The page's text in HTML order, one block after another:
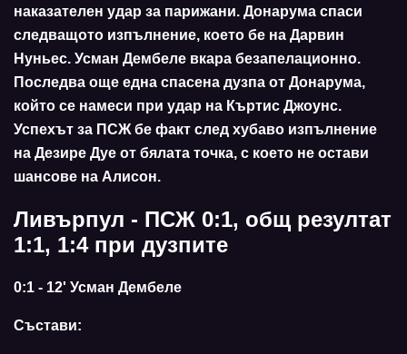
наказателен удар за парижани. Донарума спаси
следващото изпълнение, което бе на Дарвин
Нуньес. Усман Дембеле вкара безапелационно.
Последва още една спасена дузпа от Донарума,
който се намеси при удар на Къртис Джоунс.
Успехът за ПСЖ бе факт след хубаво изпълнение
на Дезире Дуе от бялата точка, с което не остави
шансове на Алисон.
Ливърпул - ПСЖ 0:1, общ резултат
1:1, 1:4 при дузпите
0:1 - 12' Усман Дембеле
Състави: